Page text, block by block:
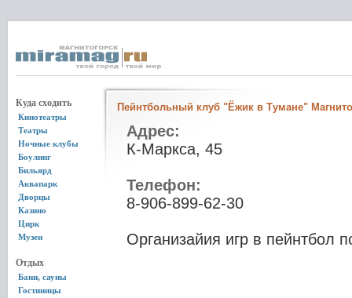
Куда сходить
Кинотеатры
Театры
Ночные клубы
Боулинг
Бильярд
Аквапарк
Дворцы
Казино
Цирк
Музеи
Отдых
Бани, сауны
Гостиницы
Пейнтбольный клуб "Ёжик в Тумане"
Адрес:
К-Маркса, 45
Телефон:
8-906-899-62-30
Организайия игр в пейнтбол